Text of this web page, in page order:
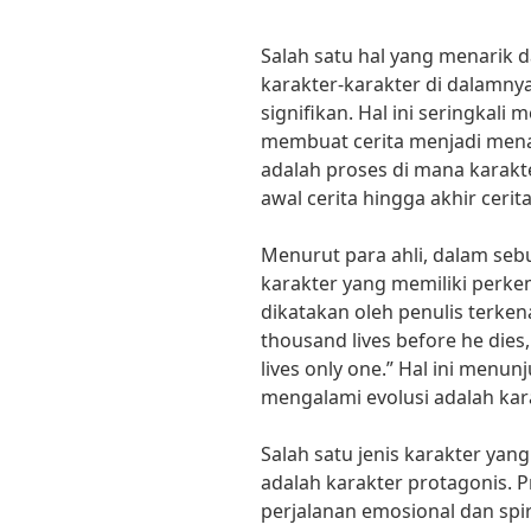
Salah satu hal yang menarik
karakter-karakter di
signifikan. Hal ini seringkali
membuat cerita menjadi
adalah proses di mana
awal cerita hingga akhir
Menurut para ahli, dalam
karakter yang memiliki
dikatakan oleh penulis
thousand lives before he
lives only one.” Hal ini
mengalami evolusi adalah
Salah satu jenis karakter
adalah karakter protagonis.
perjalanan emosional dan